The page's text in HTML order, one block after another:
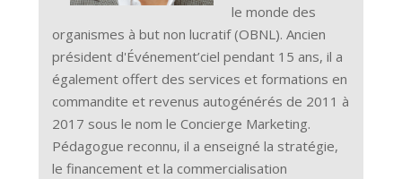
le monde des
organismes à but non lucratif (OBNL). Ancien
président d'Événement’ciel pendant 15 ans, il a
également offert des services et formations en
commandite et revenus autogénérés de 2011 à
2017 sous le nom le Concierge Marketing.
Pédagogue reconnu, il a enseigné la stratégie,
le financement et la commercialisation